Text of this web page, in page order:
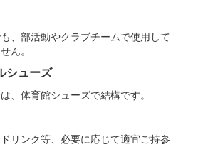
部活動やクラブチームで使用して
ん。
シューズ
体育館シューズで結構です。
ンク等、必要に応じて適宜ご持参